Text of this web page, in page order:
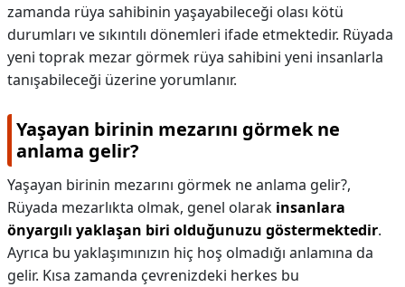
zamanda rüya sahibinin yaşayabileceği olası kötü
durumları ve sıkıntılı dönemleri ifade etmektedir. Rüyada
yeni toprak mezar görmek rüya sahibini yeni insanlarla
tanışabileceği üzerine yorumlanır.
Yaşayan birinin mezarını görmek ne
anlama gelir?
Yaşayan birinin mezarını görmek ne anlama gelir?,
Rüyada mezarlıkta olmak, genel olarak insanlara
önyargılı yaklaşan biri olduğunuzu göstermektedir.
Ayrıca bu yaklaşımınızın hiç hoş olmadığı anlamına da
gelir. Kısa zamanda çevrenizdeki herkes bu